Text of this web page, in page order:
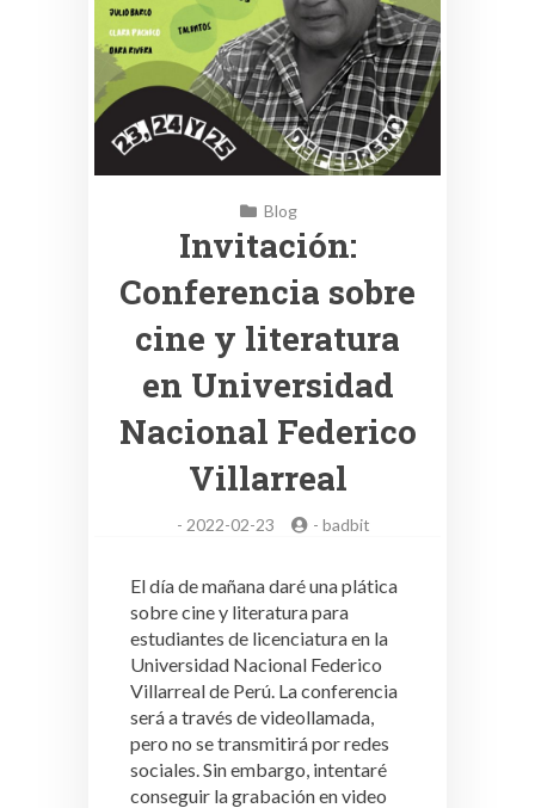
Blog
Invitación:
Conferencia sobre
cine y literatura
en Universidad
Nacional Federico
Villarreal
- 2022-02-23 - badbit
El día de mañana daré una plática
sobre cine y literatura para
estudiantes de licenciatura en la
Universidad Nacional Federico
Villarreal de Perú. La conferencia
será a través de videollamada,
pero no se transmitirá por redes
sociales. Sin embargo, intentaré
conseguir la grabación en video